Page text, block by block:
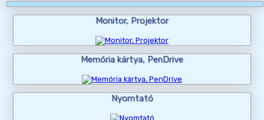
Monitor, Projektor
Memória kártya, PenDrive
Nyomtató